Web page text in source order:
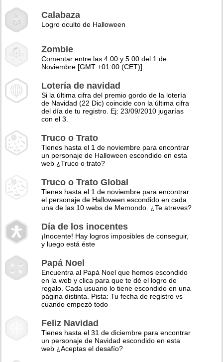
Calabaza
Logro oculto de Halloween
Zombie
Comentar entre las 4:00 y 5:00 del 1 de
Noviembre [GMT +01:00 (CET)]
Lotería de navidad
Si la última cifra del premio gordo de la lotería
de Navidad (22 Dic) coincide con la última cifra
del día de tu registro. Ej: 23/09/2010 jugarías
con el 3.
Truco o Trato
Tienes hasta el 1 de noviembre para encontrar
un personaje de Halloween escondido en esta
web ¿Truco o trato?
Truco o Trato Global
Tienes hasta el 1 de noviembre para encontrar
el personaje de Halloween escondido en cada
una de las 10 webs de Memondo. ¿Te atreves?
Día de los inocentes
¡Inocente! Hay logros imposibles de conseguir,
y luego está éste
Papá Noel
Encuentra al Papá Noel que hemos escondido
en la web y clica para que te dé el logro de
regalo. Cada usuario lo tiene escondido en una
página distinta. Pista: Tu fecha de registro vs
cuando empezó todo
Feliz Navidad
Tienes hasta el 31 de diciembre para encontrar
un personaje de Navidad escondido en esta
web ¿Aceptas el desafío?